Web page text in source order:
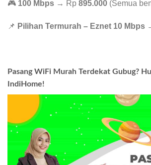
🎮 100 Mbps → Rp 895.000 (Semua
📌 Pilihan Termurah – Eznet 10 Mbps
Pasang WiFi Murah Terdekat Gubug?
IndiHome!